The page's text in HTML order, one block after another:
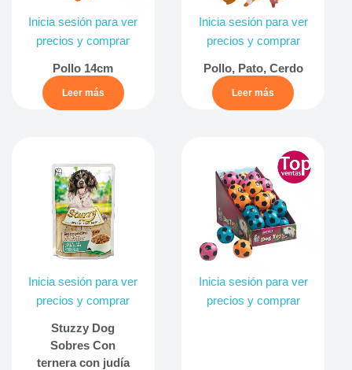
Inicia sesión para ver
precios y comprar
Pollo 14cm
Leer más
Inicia sesión para ver
precios y comprar
Pollo, Pato, Cerdo
Leer más
Inicia sesión para ver
precios y comprar
Stuzzy Dog
Sobres Con
ternera con judía
Inicia sesión para ver
precios y comprar